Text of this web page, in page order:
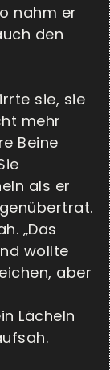
nahm er
den
sie, sie
mehr
Beine
als er
„Das
wollte
aber
Lächeln